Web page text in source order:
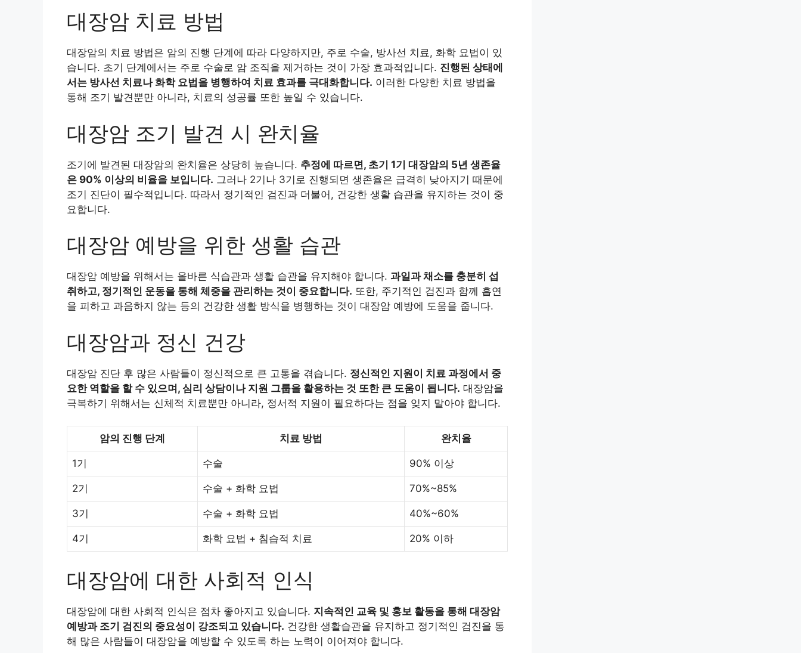
대장암 치료 방법
대장암의 치료 방법은 암의 진행 단계에 따라 다양하지만, 주로 수술, 방사선 치료, 화학 요법이 있
습니다. 초기 단계에서는 주로 수술로 암 조직을 제거하는 것이 가장 효과적입니다. 진행된 상태에
서는 방사선 치료나 화학 요법을 병행하여 치료 효과를 극대화합니다. 이러한 다양한 치료 방법을
통해 조기 발견뿐만 아니라, 치료의 성공률 또한 높일 수 있습니다.
대장암 조기 발견 시 완치율
조기에 발견된 대장암의 완치율은 상당히 높습니다. 추정에 따르면, 초기 1기 대장암의 5년 생존율
은 90% 이상의 비율을 보입니다. 그러나 2기나 3기로 진행되면 생존율은 급격히 낮아지기 때문에
조기 진단이 필수적입니다. 따라서 정기적인 검진과 더불어, 건강한 생활 습관을 유지하는 것이 중
요합니다.
대장암 예방을 위한 생활 습관
대장암 예방을 위해서는 올바른 식습관과 생활 습관을 유지해야 합니다. 과일과 채소를 충분히 섭
취하고, 정기적인 운동을 통해 체중을 관리하는 것이 중요합니다. 또한, 주기적인 검진과 함께 흡연
을 피하고 과음하지 않는 등의 건강한 생활 방식을 병행하는 것이 대장암 예방에 도움을 줍니다.
대장암과 정신 건강
대장암 진단 후 많은 사람들이 정신적으로 큰 고통을 겪습니다. 정신적인 지원이 치료 과정에서 중
요한 역할을 할 수 있으며, 심리 상담이나 지원 그룹을 활용하는 것 또한 큰 도움이 됩니다. 대장암을
극복하기 위해서는 신체적 치료뿐만 아니라, 정서적 지원이 필요하다는 점을 잊지 말아야 합니다.
암의 진행 단계 치료 방법 완치율
1기 수술 90% 이상
2기 수술 + 화학 요법 70%~85%
3기 수술 + 화학 요법 40%~60%
4기 화학 요법 + 침습적 치료 20% 이하
대장암에 대한 사회적 인식
대장암에 대한 사회적 인식은 점차 좋아지고 있습니다. 지속적인 교육 및 홍보 활동을 통해 대장암
예방과 조기 검진의 중요성이 강조되고 있습니다. 건강한 생활습관을 유지하고 정기적인 검진을 통
해 많은 사람들이 대장암을 예방할 수 있도록 하는 노력이 이어져야 합니다.